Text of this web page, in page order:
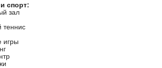
спорт:
зал
теннис
игры